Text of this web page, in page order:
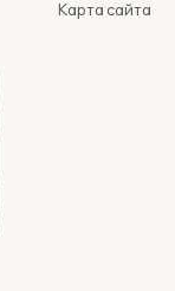
Карта сайта